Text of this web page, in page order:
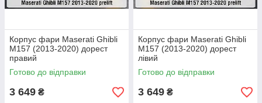
Корпус фари Maserati Ghibli
M157 (2013-2020) дорест
правий
Готово до відправки
3 649 ₴
Корпус фари Maserati Ghibli
M157 (2013-2020) дорест
лівий
Готово до відправки
3 649 ₴